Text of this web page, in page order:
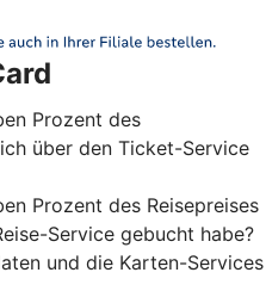
Prozent des
über den Ticket-Service
Prozent des Reisepreises
Service gebucht habe?
und die Karten-Services